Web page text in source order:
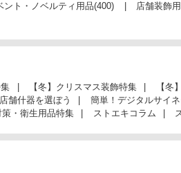
ント・ノベルティ用品(400) 店舗装飾
【冬】クリスマス装飾特集
【冬
店舗什器を選ぼう
簡単！デジタルサイ
策・衛生用品特集 ストエキコラム